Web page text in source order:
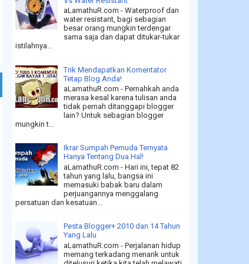
aLamathuR.com - Waterproof dan
water resistant, bagi sebagian
besar orang mungkin terdengar
sama saja dan dapat ditukar-tukar
istilahnya...
Trik Mendapatkan Komentator
Tetap Blog Anda!
aLamathuR.com - Pernahkah anda
merasa kesal karena tulisan anda
tidak pernah ditanggapi blogger
lain? Untuk sebagian blogger
mungkin t...
Ikrar Sumpah Pemuda Ternyata
Hanya Tentang Dua Hal!
aLamathuR.com - Hari ini, tepat 82
tahun yang lalu, bangsa ini
memasuki babak baru dalam
perjuangannya menggalang
persatuan dan kesatuan...
Pesta Blogger+ 2010 dan 14 Tahun
Yang Lalu
aLamathuR.com - Perjalanan hidup
memang terkadang menarik untuk